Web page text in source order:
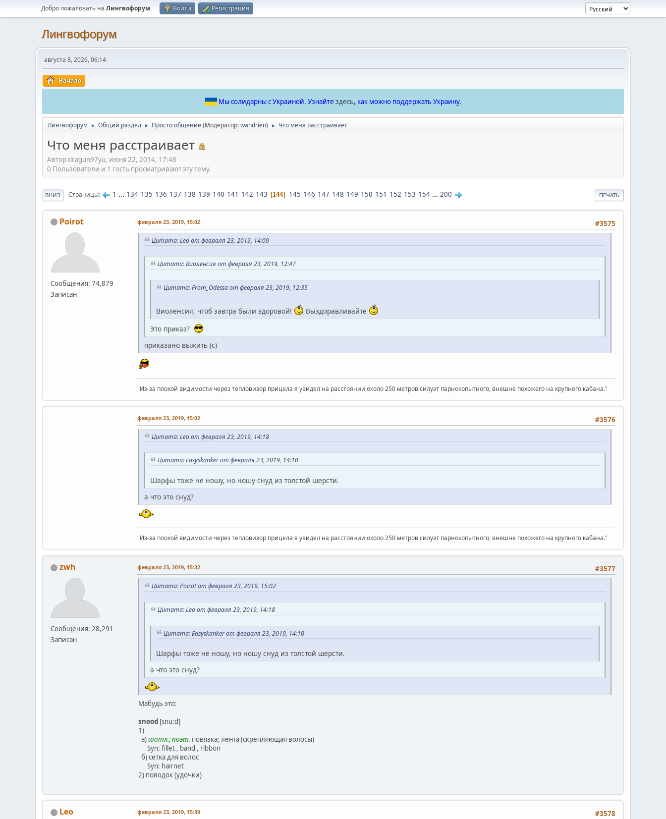
Добро пожаловать на Лингвофорум. Войти Регистрация
Лингвофорум
августа 8, 2026, 06:14
Начало
Мы солидарны с Украиной. Узнайте здесь, как можно поддержать Украину.
Лингвофорум ► Общий раздел ► Просто общение(Модератор:wandrien) ► Что меня расстраивает
Что меня расстраивает
Автор dragun97yu, июня 22, 2014, 17:48
0 Пользователи и 1 гость просматривают эту тему.
ПЕЧАТЬ
ВНИЗ Страницы 1 ... 134 135 136 137 138 139 140 141 142 143 144 145 146 147 148 149 150 151 152 153 154 ... 200
Poirot
Сообщения: 74,879
Записан
#3575
февраля 23, 2019, 15:02
Цитата: Leo от февраля 23, 2019, 14:09
Цитата: Виоленсия от февраля 23, 2019, 12:47
Цитата: From_Odessa от февраля 23, 2019, 12:35
Виоленсия, чтоб завтра были здоровой!
Выздоравливайте
Это приказ?
приказано выжить (с)
"Из-за плохой видимости через тепловизор прицела я увидел на расстоянии около 250 метров силуэт парнокопытного, внешне похожего на крупного кабана."
#3576
февраля 23, 2019, 15:02
Цитата: Leo от февраля 23, 2019, 14:18
Цитата: Easyskanker от февраля 23, 2019, 14:10
Шарфы тоже не ношу, но ношу снуд из толстой шерсти.
а что это снуд?
"Из-за плохой видимости через тепловизор прицела я увидел на расстоянии около 250 метров силуэт парнокопытного, внешне похожего на крупного кабана."
zwh
Сообщения: 28,291
Записан
#3577
февраля 23, 2019, 15:32
Цитата: Poirot от февраля 23, 2019, 15:02
Цитата: Leo от февраля 23, 2019, 14:18
Цитата: Easyskanker от февраля 23, 2019, 14:10
Шарфы тоже не ношу, но ношу снуд из толстой шерсти.
а что это снуд?
Мабудь это:
snood [snu:d]
1)
а)шотл.; поэт. повязка; лента (скрепляющая волосы)
Syn: fillet , band , ribbon
б) сетка для волос
Syn: hairnet
2) поводок (удочки)
Leo #3578
февраля 23, 2019, 15:39